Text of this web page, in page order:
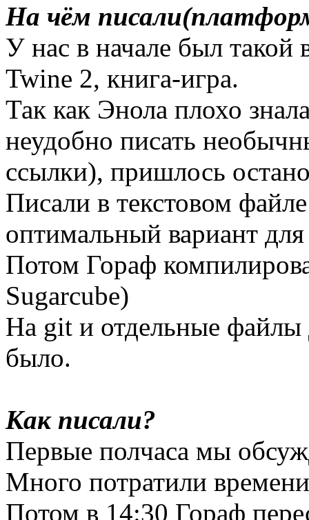
На чём
У нас в начале был
Twine 2, книга-игра.
Так как Энола плохо
неудобно писать
ссылки), пришлось
Писали в текстовом
оптимальный вариант
Потом Гораф
Sugarcube)
На git и отдельные файлы
было.
Как писали?
Первые полчаса мы
Много потратили
Потом в 14:30 Гораф